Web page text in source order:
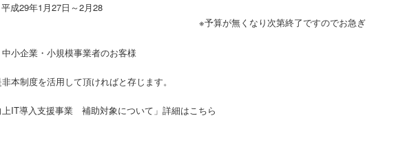
年1月27日～2月28
無くなり次第終了ですのでお急ぎ
・小規模事業者のお客様
本制度を活用して頂ければと存じます。
上IT導入支援事業 補助対象について」詳細はこちら